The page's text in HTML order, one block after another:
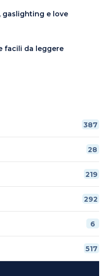
gaslighting e love
facili da leggere
387
28
219
292
6
517